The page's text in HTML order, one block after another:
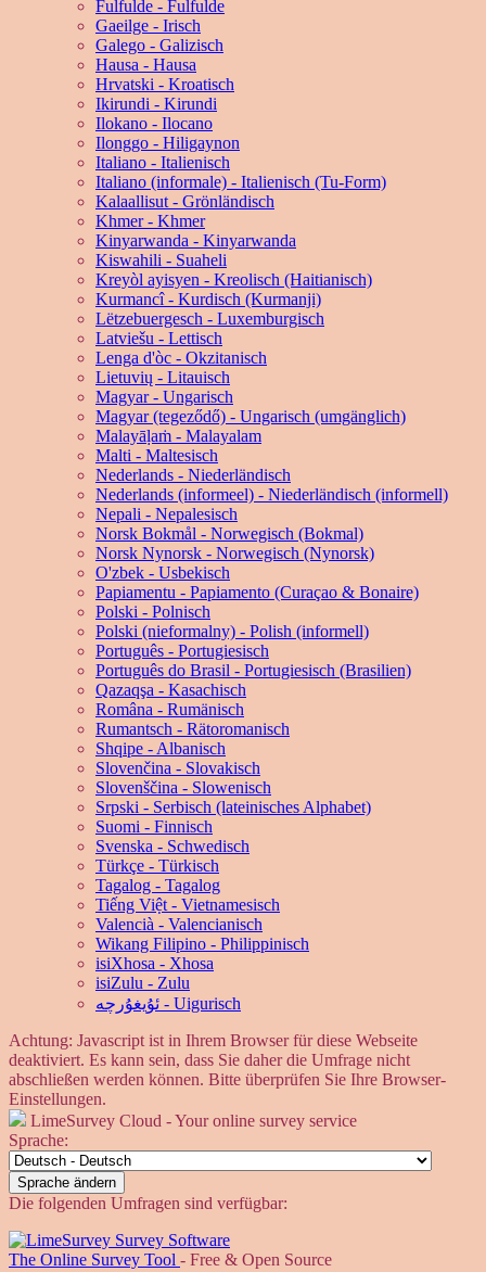
Fulfulde - Fulfulde
Gaeilge - Irisch
Galego - Galizisch
Hausa - Hausa
Hrvatski - Kroatisch
Ikirundi - Kirundi
Ilokano - Ilocano
Ilonggo - Hiligaynon
Italiano - Italienisch
Italiano (informale) - Italienisch (Tu-Form)
Kalaallisut - Grönländisch
Khmer - Khmer
Kinyarwanda - Kinyarwanda
Kiswahili - Suaheli
Kreyòl ayisyen - Kreolisch (Haitianisch)
Kurmancî - Kurdisch (Kurmanji)
Lëtzebuergesch - Luxemburgisch
Latviešu - Lettisch
Lenga d'òc - Okzitanisch
Lietuvių - Litauisch
Magyar - Ungarisch
Magyar (tegeződő) - Ungarisch (umgänglich)
Malayāḷaṁ - Malayalam
Malti - Maltesisch
Nederlands - Niederländisch
Nederlands (informeel) - Niederländisch (informell)
Nepali - Nepalesisch
Norsk Bokmål - Norwegisch (Bokmal)
Norsk Nynorsk - Norwegisch (Nynorsk)
O'zbek - Usbekisch
Papiamentu - Papiamento (Curaçao & Bonaire)
Polski - Polnisch
Polski (nieformalny) - Polish (informell)
Português - Portugiesisch
Português do Brasil - Portugiesisch (Brasilien)
Qazaqşa - Kasachisch
Româna - Rumänisch
Rumantsch - Rätoromanisch
Shqipe - Albanisch
Slovenčina - Slovakisch
Slovenščina - Slowenisch
Srpski - Serbisch (lateinisches Alphabet)
Suomi - Finnisch
Svenska - Schwedisch
Türkçe - Türkisch
Tagalog - Tagalog
Tiếng Việt - Vietnamesisch
Valencià - Valencianisch
Wikang Filipino - Philippinisch
isiXhosa - Xhosa
isiZulu - Zulu
ئۇيغۇرچە - Uigurisch
Achtung: Javascript ist in Ihrem Browser für diese Webseite
deaktiviert. Es kann sein, dass Sie daher die Umfrage nicht
abschließen werden können. Bitte überprüfen Sie Ihre Browser-
Einstellungen.
LimeSurvey Cloud - Your online survey service
Sprache:
Sprache ändern
Die folgenden Umfragen sind verfügbar:
The Online Survey Tool - Free & Open Source